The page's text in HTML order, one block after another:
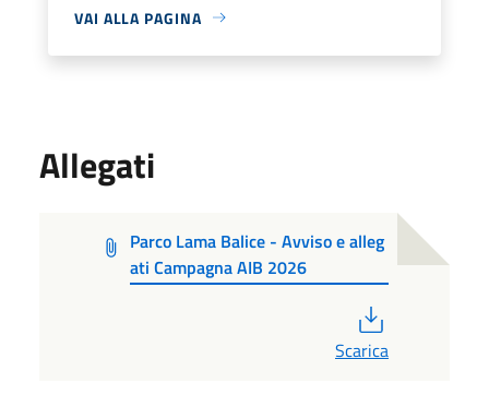
VAI ALLA PAGINA
Allegati
Parco Lama Balice - Avviso e alleg
ati Campagna AIB 2026
Scarica